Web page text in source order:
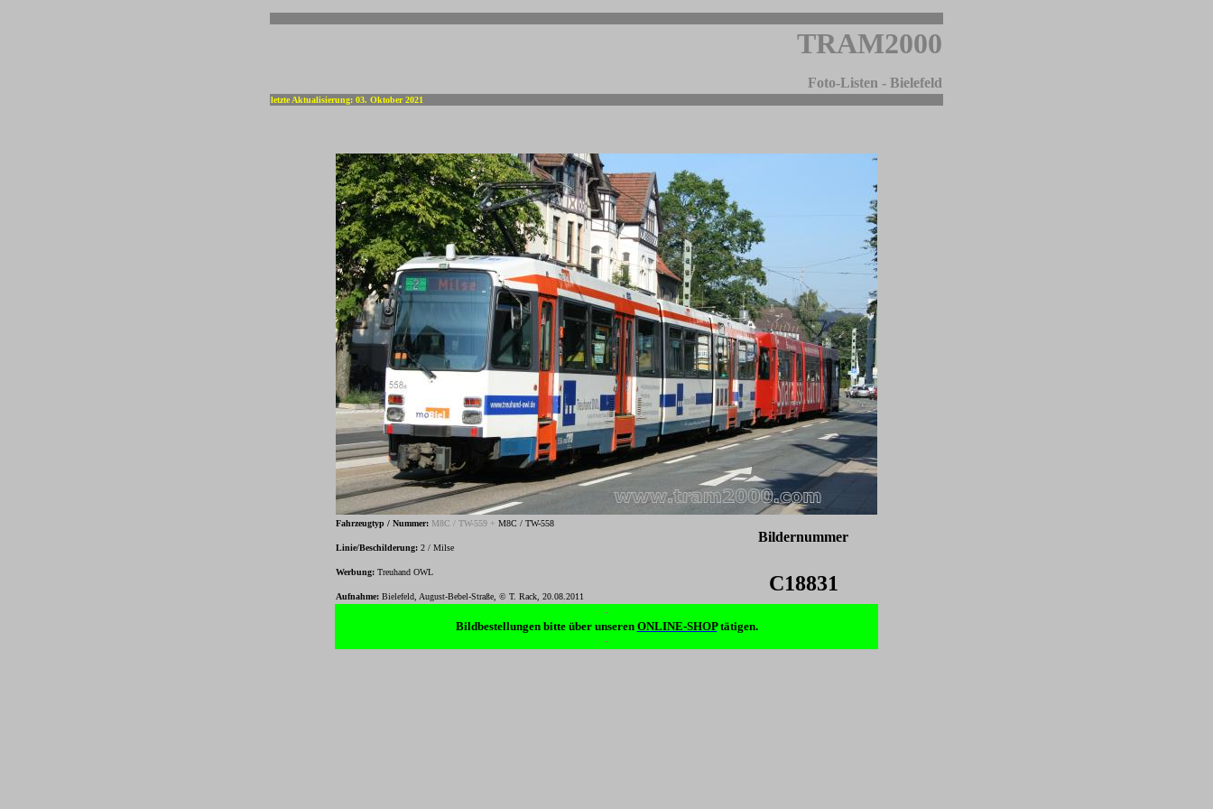
TRAM2000
Foto-Listen - Bielefeld
letzte Aktualisierung: 03. Oktober 2021
Fahrzeugtyp / Nummer: M8C / TW-559 + M8C / TW-558
Linie/Beschilderung: 2 / Milse
Werbung: Treuhand OWL
Aufnahme: Bielefeld, August-Bebel-Straße, © T. Rack, 20.08.2011
Bildernummer
C18831
-
Bildbestellungen bitte über unseren ONLINE-SHOPtätigen.
-